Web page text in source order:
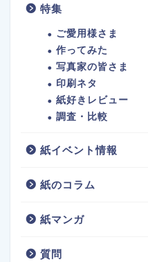
特集
ご愛用様さま
作ってみた
写真家の皆さま
印刷ネタ
紙好きレビュー
調査・比較
紙イベント情報
紙のコラム
紙マンガ
質問